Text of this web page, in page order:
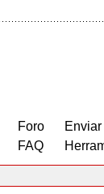
Foro
FAQ